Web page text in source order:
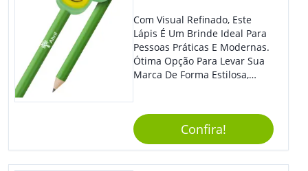
Com Visual Refinado, Este
Lápis É Um Brinde Ideal Para
Pessoas Práticas E Modernas.
Ótima Opção Para Levar Sua
Marca De Forma Estilosa,
Reuniões Corporativas Ou Até
Mesmo Para Presentear
Colaboradores E Parceiros De
Confira!